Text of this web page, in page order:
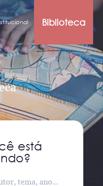
Biblioteca
está